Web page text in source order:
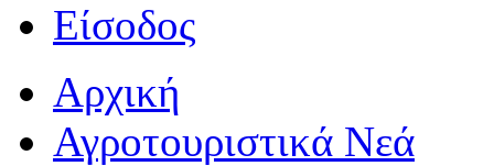
Είσοδος
Αρχική
Αγροτουριστικά Νεά